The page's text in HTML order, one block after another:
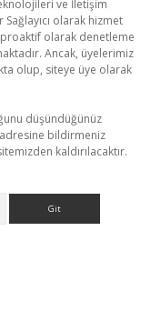
ve İletişim
olarak hizmet
olarak denetleme
Ancak, üyelerimiz
olup, siteye üye olarak
düşündüğünüz
adresine bildirmeniz
kaldırılacaktır.